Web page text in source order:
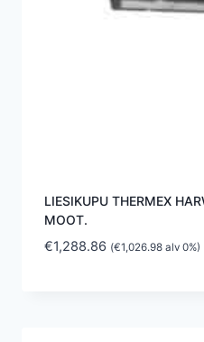
LIESIKUPU THERMEX
MOOT.
€1,288.86 (€1,026.98alv 0%)